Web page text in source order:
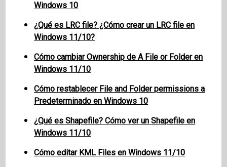
Windows 10
¿Qué es LRC file? ¿Cómo crear un LRC file en
Windows 11/10?
Cómo cambiar Ownership de A File or Folder en
Windows 11/10
Cómo restablecer File and Folder permissions a
Predeterminado en Windows 10
¿Qué es Shapefile? Cómo ver un Shapefile en
Windows 11/10
Cómo editar KML Files en Windows 11/10